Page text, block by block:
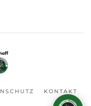
KONTAKT